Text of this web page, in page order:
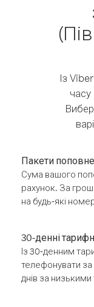
Із
Пакети
Сума вашого
рахунок. За
на будь-які
30-денні
Із 30-денним
телефонувати
днів за